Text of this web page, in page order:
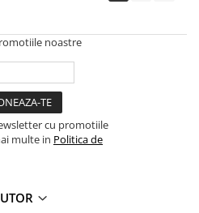
noastre
cu promotiile
multe in Politica de